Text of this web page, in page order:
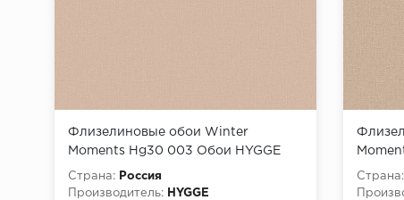
Флизелиновые обои Winter
Moments Hg30 003 Обои HYGGE
Roll (Winter Moments) (1*6)
10,05x1,00 флизелин
Страна:
Россия
Производитель:
HYGGE
Roll
Страна: